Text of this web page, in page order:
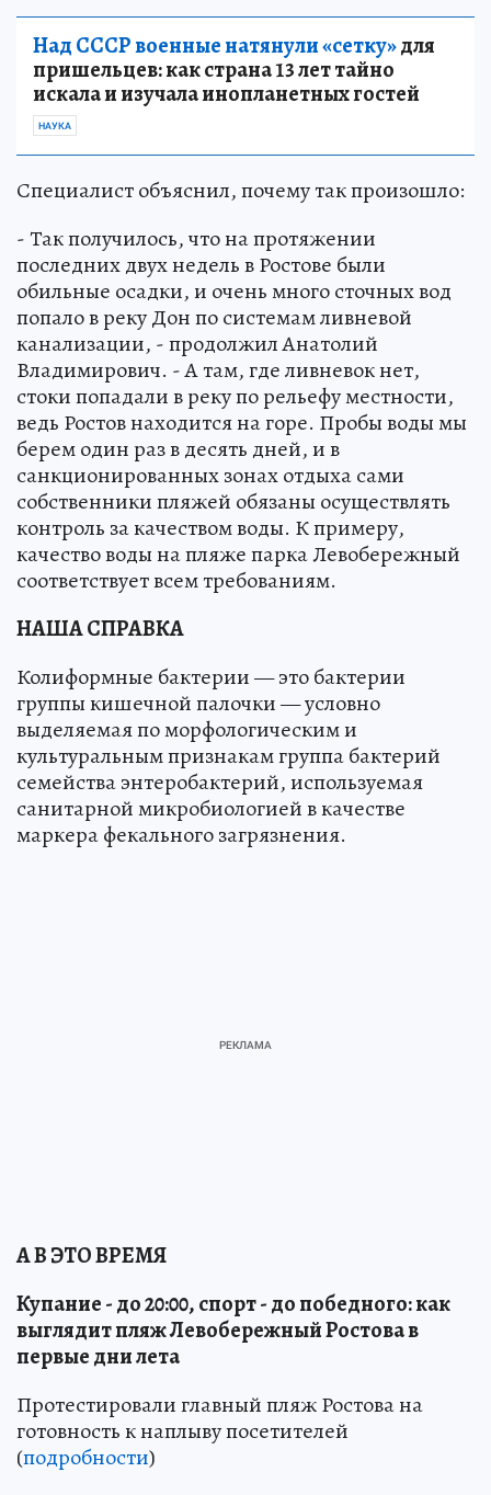
Над СССР военные натянули «сетку»для
пришельцев: как страна 13 лет тайно
искала и изучала инопланетных гостей
НАУКА
Специалист объяснил, почему так произошло:
- Так получилось, что на протяжении
последних двух недель в Ростове были
обильные осадки, и очень много сточных вод
попало в реку Дон по системам ливневой
канализации, - продолжил Анатолий
Владимирович. - А там, где ливневок нет,
стоки попадали в реку по рельефу местности,
ведь Ростов находится на горе. Пробы воды мы
берем один раз в десять дней, и в
санкционированных зонах отдыха сами
собственники пляжей обязаны осуществлять
контроль за качеством воды. К примеру,
качество воды на пляже парка Левобережный
соответствует всем требованиям.
НАША СПРАВКА
Колиформные бактерии — это бактерии
группы кишечной палочки — условно
выделяемая по морфологическим и
культуральным признакам группа бактерий
семейства энтеробактерий, используемая
санитарной микробиологией в качестве
маркера фекального загрязнения.
А В ЭТО ВРЕМЯ
Купание - до 20:00, спорт - до победного: как
выглядит пляж Левобережный Ростова в
первые дни лета
Протестировали главный пляж Ростова на
готовность к наплыву посетителей
(подробности)